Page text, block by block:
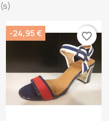
-24,95 € favorite_border
×